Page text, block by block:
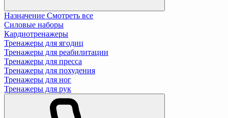
Назначение Смотреть все
Силовые наборы
Кардиотренажеры
Тренажеры для ягодиц
Тренажеры для реабилитации
Тренажеры для пресса
Тренажеры для похудения
Тренажеры для ног
Тренажеры для рук